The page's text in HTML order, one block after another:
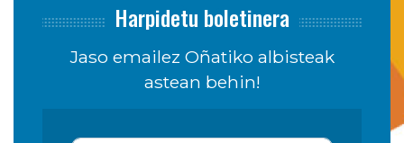
Harpidetu boletinera
Jaso emailez Oñatiko albisteak
astean behin!